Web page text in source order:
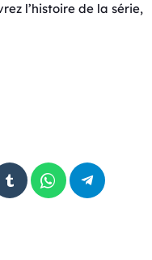
l’histoire de la série,